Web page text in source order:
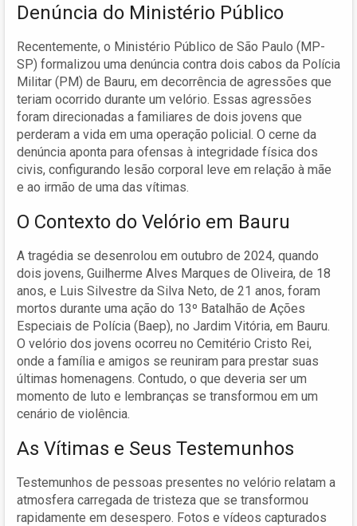
Denúncia do Ministério Público
Recentemente, o Ministério Público de São Paulo (MP-
SP) formalizou uma denúncia contra dois cabos da Polícia
Militar (PM) de Bauru, em decorrência de agressões que
teriam ocorrido durante um velório. Essas agressões
foram direcionadas a familiares de dois jovens que
perderam a vida em uma operação policial. O cerne da
denúncia aponta para ofensas à integridade física dos
civis, configurando lesão corporal leve em relação à mãe
e ao irmão de uma das vítimas.
O Contexto do Velório em Bauru
A tragédia se desenrolou em outubro de 2024, quando
dois jovens, Guilherme Alves Marques de Oliveira, de 18
anos, e Luis Silvestre da Silva Neto, de 21 anos, foram
mortos durante uma ação do 13º Batalhão de Ações
Especiais de Polícia (Baep), no Jardim Vitória, em Bauru.
O velório dos jovens ocorreu no Cemitério Cristo Rei,
onde a família e amigos se reuniram para prestar suas
últimas homenagens. Contudo, o que deveria ser um
momento de luto e lembranças se transformou em um
cenário de violência.
As Vítimas e Seus Testemunhos
Testemunhos de pessoas presentes no velório relatam a
atmosfera carregada de tristeza que se transformou
rapidamente em desespero. Fotos e vídeos capturados